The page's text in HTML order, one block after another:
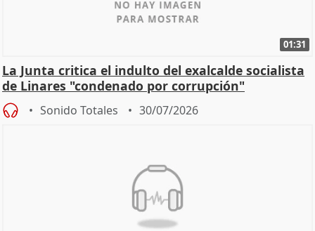
01:31
La Junta critica el indulto del exalcalde socialista
de Linares "condenado por corrupción"
Sonido Totales 30/07/2026